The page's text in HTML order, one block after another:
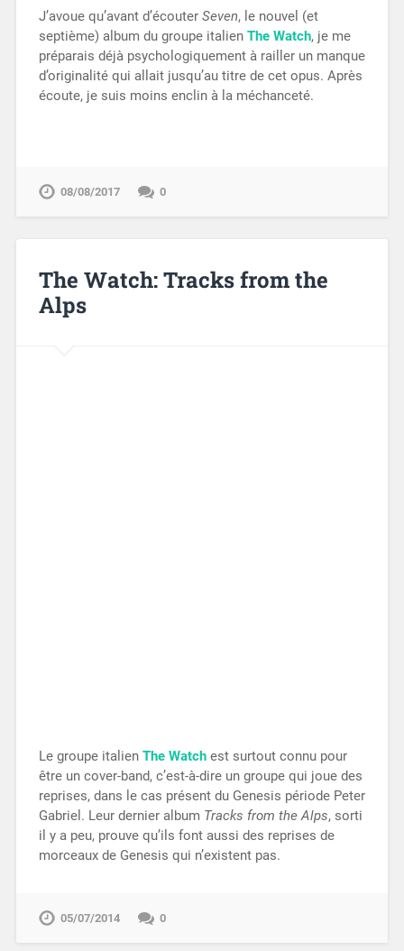
J’avoue qu’avant d’écouter Seven, le nouvel (et
septième) album du groupe italien The Watch, je me
préparais déjà psychologiquement à railler un manque
d’originalité qui allait jusqu’au titre de cet opus. Après
écoute, je suis moins enclin à la méchanceté.
08/08/2017 0
The Watch: Tracks from the
Alps
Le groupe italien The Watchest surtout connu pour
être un cover-band, c’est-à-dire un groupe qui joue des
reprises, dans le cas présent du Genesis période Peter
Gabriel. Leur dernier album Tracks from the Alps, sorti
il y a peu, prouve qu’ils font aussi des reprises de
morceaux de Genesis qui n’existent pas.
05/07/2014 0